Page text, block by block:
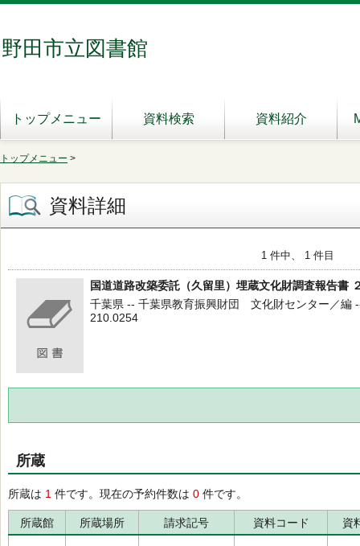
野田市立図書館
トップメニュー 資料検索 資料紹介
トップメニュー >
資料詳細
1 件中、 1 件目
国道道路改築委託（久留里）埋蔵文化財調査報告書
千葉県 -- 千葉県教育振興財団 文化財センター／編
210.0254
所蔵
所蔵は 1 件です。現在の予約件数は 0 件です。
所蔵館 所蔵場所 請求記号 資料コード 資